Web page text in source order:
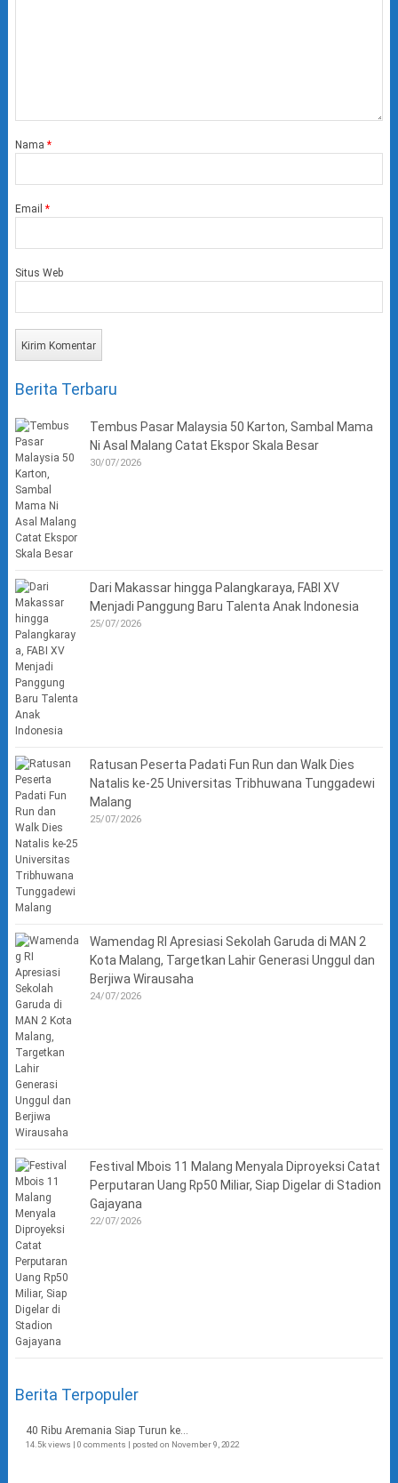
Nama *
Email *
Situs Web
Berita Terbaru
Tembus Pasar Malaysia 50 Karton, Sambal Mama
Ni Asal Malang Catat Ekspor Skala Besar
30/07/2026
Dari Makassar hingga Palangkaraya, FABI XV
Menjadi Panggung Baru Talenta Anak Indonesia
25/07/2026
Ratusan Peserta Padati Fun Run dan Walk Dies
Natalis ke-25 Universitas Tribhuwana Tunggadewi
Malang
25/07/2026
Wamendag RI Apresiasi Sekolah Garuda di MAN 2
Kota Malang, Targetkan Lahir Generasi Unggul dan
Berjiwa Wirausaha
24/07/2026
Festival Mbois 11 Malang Menyala Diproyeksi Catat
Perputaran Uang Rp50 Miliar, Siap Digelar di Stadion
Gajayana
22/07/2026
Berita Terpopuler
40 Ribu Aremania Siap Turun ke...
14.5k views | 0 comments | posted on November 9, 2022